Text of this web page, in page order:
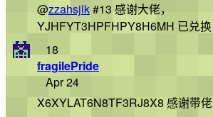
@zzahsjlk#13 感谢大佬，
YJHFYT3HPFHPY8H6MH 已兑换
18
fragilePride
Apr 24
X6XYLAT6N8TF3RJ8X8 感谢带佬